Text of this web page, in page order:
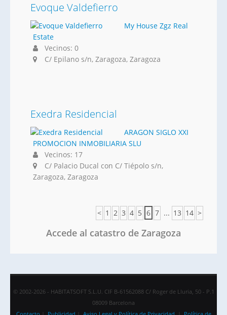
Evoque Valdefierro
My House Zgz Real
Estate
Vecinos: 0
C/ Epilano s/n, Zaragoza, Zaragoza
Exedra Residencial
ARAGON SIGLO XXI
PROMOCION INMOBILIARIA SLU
Vecinos: 17
C/ Palacio Ducal con C/ Tiépolo s/n,
Zaragoza, Zaragoza
< 1 2 3 4 5 6 7 ... 13 14 >
Accede al catastro de Zaragoza
© 2002-2026 - HABITATSOFT S.L.U. CIF B-61562088 C/ Roger de Lluria, 50 - P.1
08009 Barcelona